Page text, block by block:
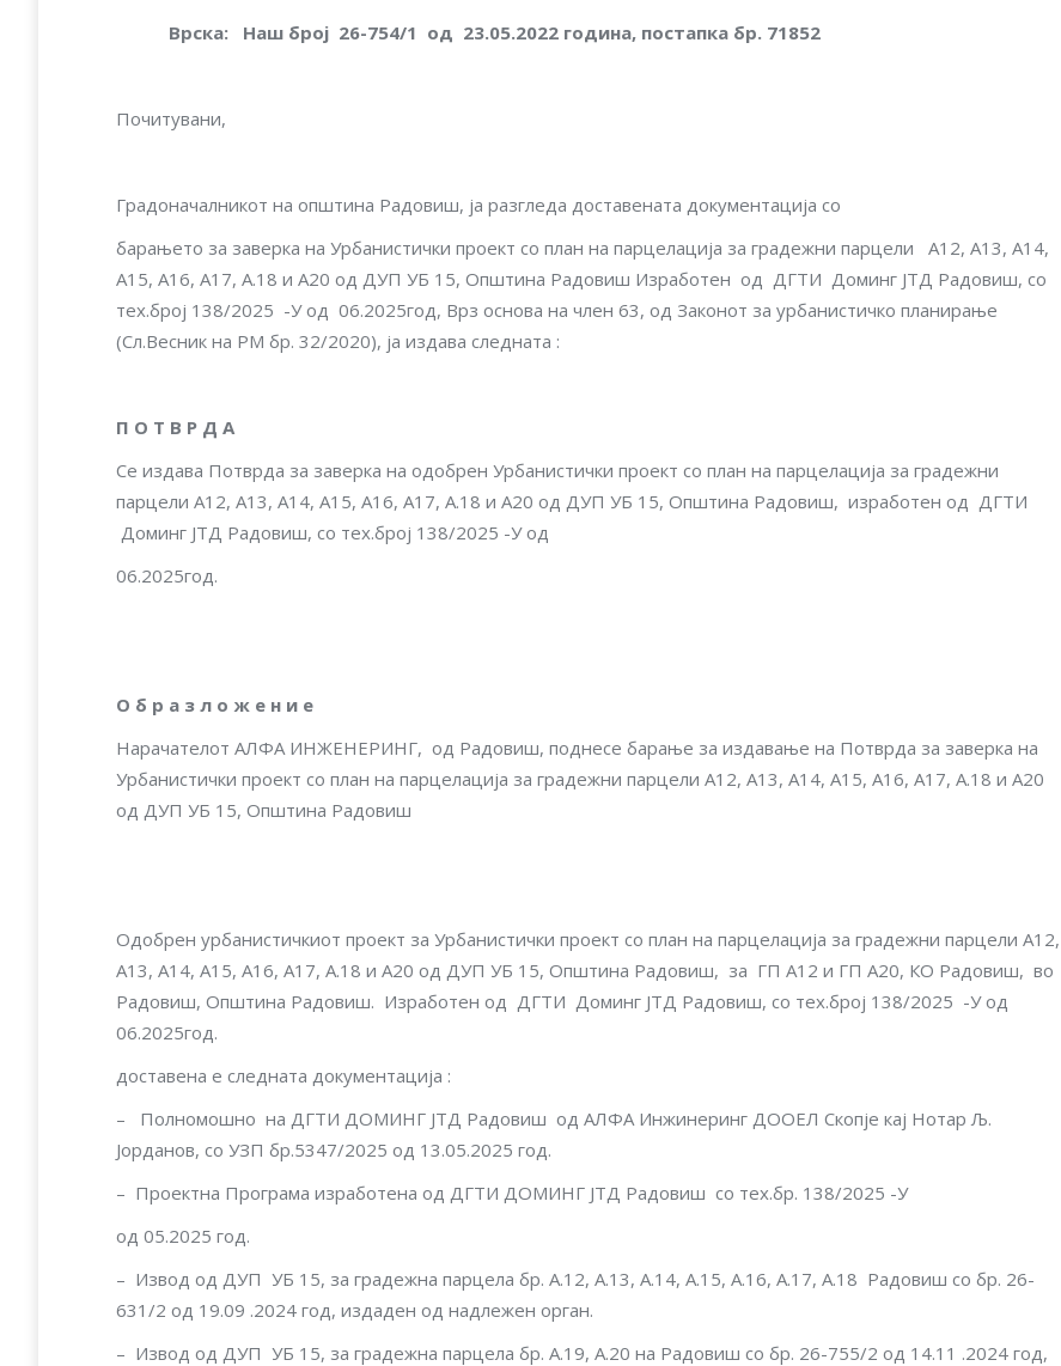
Врска: Наш брoj 26-754/1 од 23.05.2022 година, постапка бр. 71852
Почитувани,
Градоначалникот на општина Радовиш, ја разгледа доставената дoкументација со
барањето за заверка на Урбанистички проект со план на парцелација за градежни парцели А12, А13, А14,
А15, А16, А17, A.18 и А20 од ДУП УБ 15, Општина Радовиш Изработен од ДГТИ Доминг ЈТД Радовиш, со
тех.број 138/2025 -У од 06.2025год, Врз основа на член 63, од Законот за урбанистичко планирање
(Сл.Весник на РМ бр. 32/2020), ја издава следната :
П О Т В Р Д А
Се издава Потврда за заверка на одобрен Урбанистички проект со план на парцелација за градежни
парцели А12, А13, А14, А15, А16, А17, A.18 и А20 од ДУП УБ 15, Општина Радовиш, изработен од ДГТИ
Доминг ЈТД Радовиш, со тех.број 138/2025 -У од
06.2025год.
О б р а з л о ж е н и е
Нарачателoт АЛФА ИНЖЕНЕРИНГ, од Радовиш, поднесе барање за издавање на Потврда за заверка на
Урбанистички проект со план на парцелација за градежни парцели А12, А13, А14, А15, А16, А17, A.18 и А20
од ДУП УБ 15, Општина Радовиш
Одобрен урбанистичкиот проект за Урбанистички проект со план на парцелација за градежни парцели А12,
А13, А14, А15, А16, А17, A.18 и А20 од ДУП УБ 15, Општина Радовиш, за ГП А12 и ГП А20, КО Радовиш, во
Радовиш, Општина Радовиш. Изработен од ДГТИ Доминг ЈТД Радовиш, со тех.број 138/2025 -У од
06.2025год.
доставена е следната документација :
– Полномошно на ДГТИ ДОМИНГ ЈТД Радовиш од АЛФА Инжинеринг ДООЕЛ Скопје кај Нотар Љ.
Јорданов, со УЗП бр.5347/2025 од 13.05.2025 год.
– Проектна Програма изработена од ДГТИ ДОМИНГ ЈТД Радовиш со тех.бр. 138/2025 -У
од 05.2025 год.
– Извод од ДУП УБ 15, за градежна парцела бр. А.12, А.13, А.14, А.15, А.16, А.17, A.18 Радовиш со бр. 26-
631/2 од 19.09 .2024 год, издаден од надлежен орган.
– Извод од ДУП УБ 15, за градежна парцела бр. А.19, A.20 на Радовиш со бр. 26-755/2 од 14.11 .2024 год,